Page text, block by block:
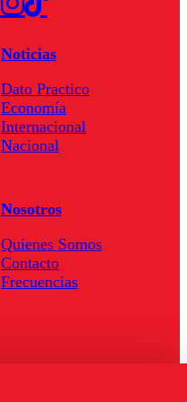
Noticias
Dato Practico
Economía
Internacional
Nacional
Nosotros
Quienes Somos
Contacto
Frecuencias